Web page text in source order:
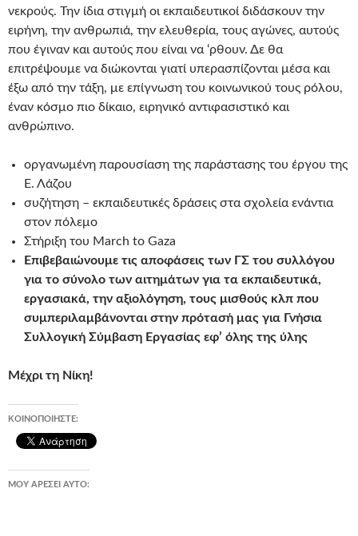
νεκρούς. Την ίδια στιγμή οι εκπαιδευτικοί διδάσκουν την
ειρήνη, την ανθρωπιά, την ελευθερία, τους αγώνες, αυτούς
που έγιναν και αυτούς που είναι να ‘ρθουν. Δε θα
επιτρέψουμε να διώκονται γιατί υπερασπίζονται μέσα και
έξω από την τάξη, με επίγνωση του κοινωνικού τους ρόλου,
έναν κόσμο πιο δίκαιο, ειρηνικό αντιφασιστικό και
ανθρώπινο.
οργανωμένη παρουσίαση της παράστασης του έργου της
Ε. Λάζου
συζήτηση – εκπαιδευτικές δράσεις στα σχολεία ενάντια
στον πόλεμο
Στήριξη του March to Gaza
Επιβεβαιώνουμε τις αποφάσεις των ΓΣ του συλλόγου
για το σύνολο των αιτημάτων για τα εκπαιδευτικά,
εργασιακά, την αξιολόγηση, τους μισθούς κλπ που
συμπεριλαμβάνονται στην πρότασή μας για Γνήσια
Συλλογική Σύμβαση Εργασίας εφ’ όλης της ύλης
Μέχρι τη Νίκη!
ΚΟΙΝΟΠΟΙΉΣΤΕ:
ΜΟΥ ΑΡΈΣΕΙ ΑΥΤΌ: